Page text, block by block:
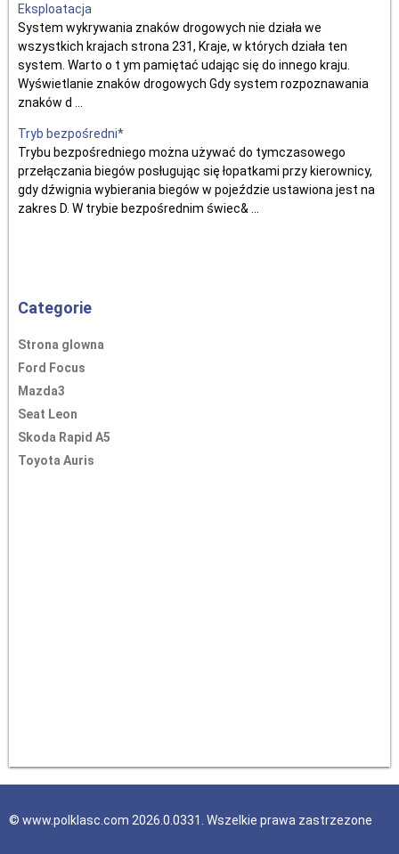
Eksploatacja
System wykrywania znaków drogowych nie działa we
wszystkich krajach strona 231, Kraje, w których działa ten
system. Warto o t ym pamiętać udając się do innego kraju.
Wyświetlanie znaków drogowych Gdy system rozpoznawania
znaków d ...
Tryb bezpośredni*
Trybu bezpośredniego można używać do tymczasowego
przełączania biegów posługując się łopatkami przy kierownicy,
gdy dźwignia wybierania biegów w pojeździe ustawiona jest na
zakres D. W trybie bezpośrednim świec& ...
Categorie
Strona glowna
Ford Focus
Mazda3
Seat Leon
Skoda Rapid A5
Toyota Auris
© www.polklasc.com 2026.0.0331. Wszelkie prawa zastrzezone